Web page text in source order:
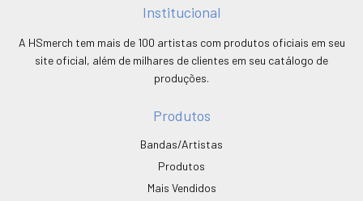
Institucional
A HSmerch tem mais de 100 artistas com produtos oficiais em seu
site oficial, além de milhares de clientes em seu catálogo de
produções.
Produtos
Bandas/Artistas
Produtos
Mais Vendidos